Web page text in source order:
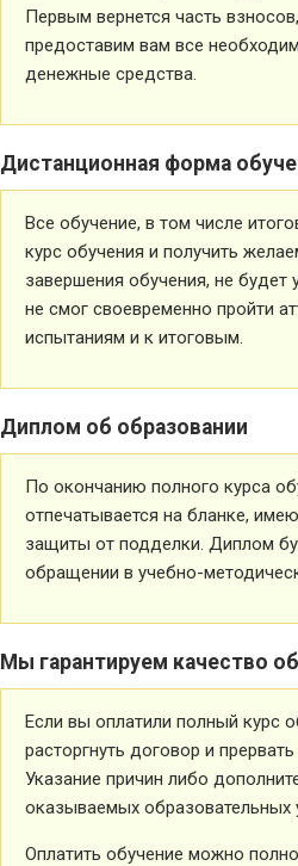
Первым вернется часть
предоставим вам все
денежные средства.
Дистанционная форма
Все обучение, в том числе
курс обучения и получить
завершения обучения, не
не смог своевременно пройти
испытаниям и к итоговым.
Диплом об образовании
По окончанию полного курса
отпечатывается на бланке,
защиты от подделки. Диплом
обращении в учебно-
Мы гарантируем качество
Если вы оплатили полный курс
расторгнуть договор и
Указание причин либо
оказываемых образовательных
Оплатить обучение можно